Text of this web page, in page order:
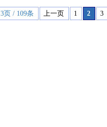
3页 / 109条 上一页 1 2 3